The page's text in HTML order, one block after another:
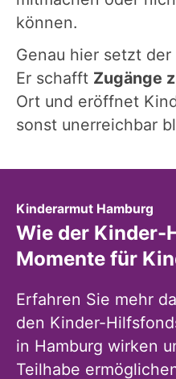
können.
Genau hier setzt
Er schafft Zugänge
Ort und eröffnet
sonst unerreichbar
Kinderarmut Hamburg
Wie der Kinder-
Momente für
Erfahren Sie mehr
den Kinder-
in Hamburg wirken
Teilhabe